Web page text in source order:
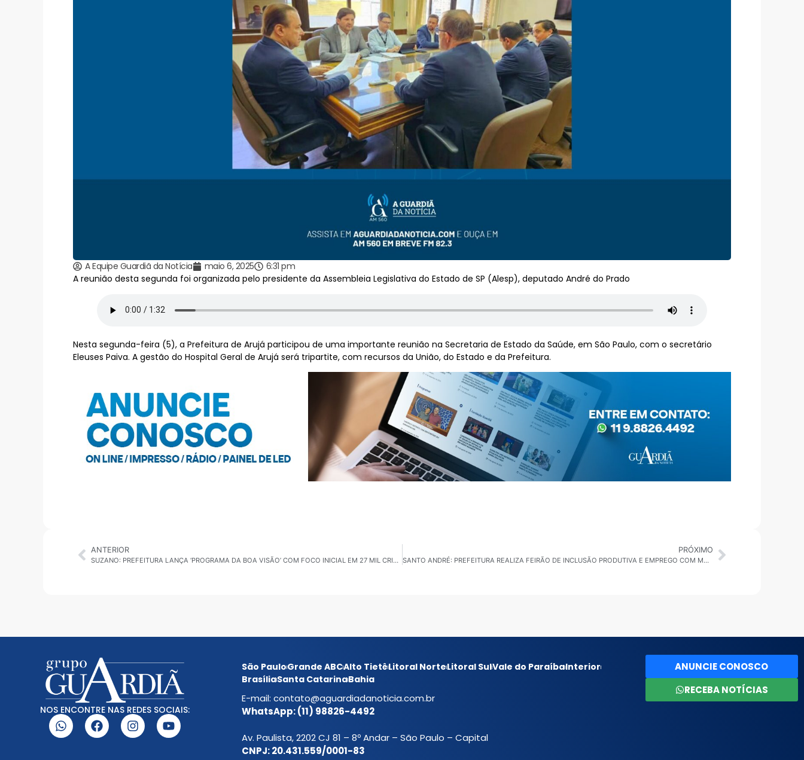
A Equipe Guardiã da Notícia maio 6, 2025
6:31 pm
A reunião desta segunda foi organizada pelo presidente da Assembleia Legislativa do Estado de SP (Alesp), deputado André do Prado
Nesta segunda-feira (5), a Prefeitura de Arujá participou de uma importante reunião na Secretaria de Estado da Saúde, em São Paulo, com o secretário
Eleuses Paiva. A gestão do Hospital Geral de Arujá será tripartite, com recursos da União, do Estado e da Prefeitura.
ANTERIOR
SUZANO: PREFEITURA LANÇA ‘PROGRAMA DA BOA VISÃO’ COM FOCO INICIAL EM 27 MIL CRIANÇAS
PRÓXIMO
SANTO ANDRÉ: PREFEITURA REALIZA FEIRÃO DE INCLUSÃO PRODUTIVA E EMPREGO COM MAIS DE 5 MIL VAGAS
NOS ENCONTRE NAS REDES SOCIAIS:
São PauloGrande ABCAlto TietêLitoral NorteLitoral SulVale do ParaíbaInterior
BrasíliaSanta CatarinaBahia
E-mail: contato@aguardiadanoticia.com.br
WhatsApp: (11) 98826-4492
Av. Paulista, 2202 CJ 81 – 8º Andar – São Paulo – Capital
CNPJ: 20.431.559/0001-83
ANUNCIE CONOSCO
RECEBA NOTÍCIAS